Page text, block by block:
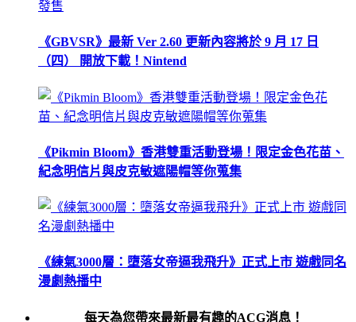
《GBVSR》最新 Ver 2.60 更新內容將於 9 月 17 日
（四） 開放下載！Nintend
《Pikmin Bloom》香港雙重活動登場！限定金色花苗、
紀念明信片與皮克敏遮陽帽等你蒐集
《練氣3000層：墮落女帝逼我飛升》正式上市 遊戲同名
漫劇熱播中
每天為您帶來最新最有趣的ACG消息！